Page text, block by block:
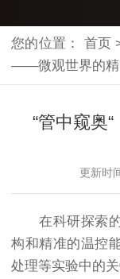
您的位置： 首页
——微观世界的精
“管中窥奥
更新时
在科研探索的
构和精准的温控
处理等实验中的